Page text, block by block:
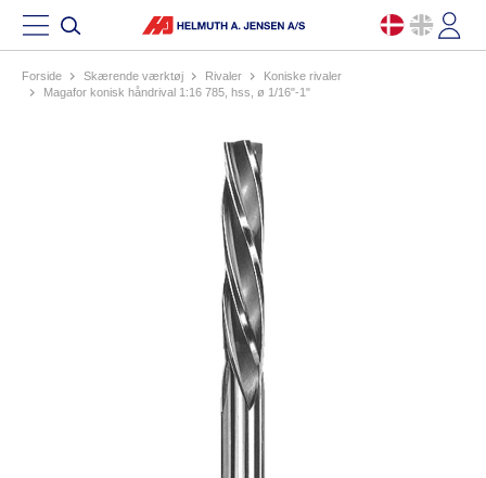
Forside skærende værktøj rivaler
koniske rivaler
magafor konisk håndrival 1:16 785, hss, ø 1/16"-1"